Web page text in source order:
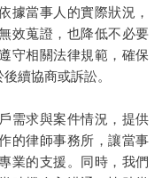
據當事人的實際狀況，
效蒐證，也降低不必要
守相關法律規範，確保
續協商或訴訟。
需求與案件情況，提供
的律師事務所，讓當事
業的支援。同時，我們